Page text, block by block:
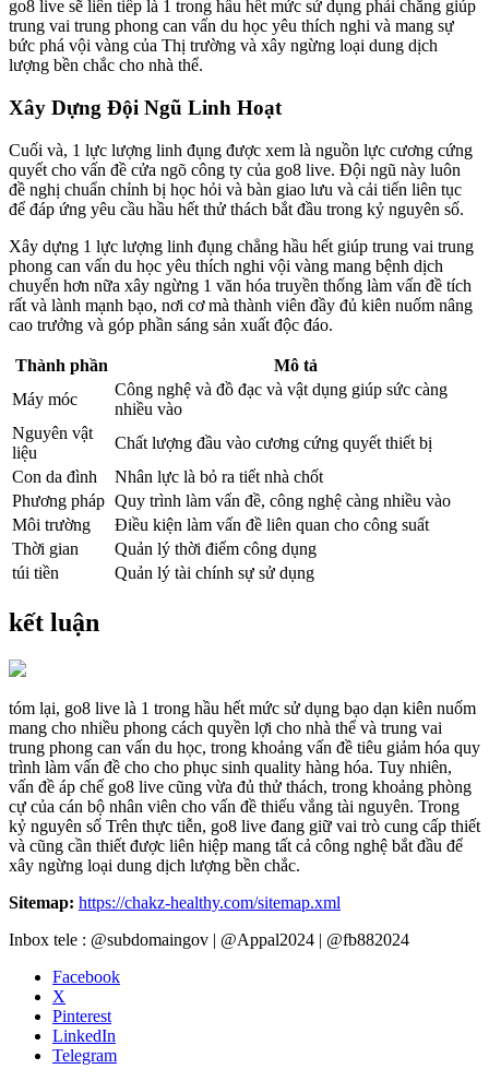
go8 live sẽ liên tiếp là 1 trong hầu hết mức sử dụng phải chăng giúp
trung vai trung phong can vấn du học yêu thích nghi và mang sự
bức phá vội vàng của Thị trường và xây ngừng loại dung dịch
lượng bền chắc cho nhà thể.
Xây Dựng Đội Ngũ Linh Hoạt
Cuối và, 1 lực lượng linh đụng được xem là nguồn lực cương cứng
quyết cho vấn đề cửa ngõ công ty của go8 live. Đội ngũ này luôn
đề nghị chuẩn chỉnh bị học hỏi và bàn giao lưu và cải tiến liên tục
để đáp ứng yêu cầu hầu hết thử thách bắt đầu trong kỷ nguyên số.
Xây dựng 1 lực lượng linh đụng chẳng hầu hết giúp trung vai trung
phong can vấn du học yêu thích nghi vội vàng mang bệnh dịch
chuyển hơn nữa xây ngừng 1 văn hóa truyền thống làm vấn đề tích
rất và lành mạnh bạo, nơi cơ mà thành viên đầy đủ kiên nuốm nâng
cao trưởng và góp phần sáng sản xuất độc đáo.
Thành phần
Mô tả
Máy móc
Công nghệ và đồ đạc và vật dụng giúp sức càng
nhiều vào
Nguyên vật
liệu
Chất lượng đầu vào cương cứng quyết thiết bị
Con da đình
Nhân lực là bỏ ra tiết nhà chốt
Phương pháp Quy trình làm vấn đề, công nghệ càng nhiều vào
Môi trường
Điều kiện làm vấn đề liên quan cho công suất
Thời gian
Quản lý thời điểm công dụng
túi tiền
Quản lý tài chính sự sử dụng
kết luận
tóm lại, go8 live là 1 trong hầu hết mức sử dụng bạo dạn kiên nuốm
mang cho nhiều phong cách quyền lợi cho nhà thể và trung vai
trung phong can vấn du học, trong khoảng vấn đề tiêu giảm hóa quy
trình làm vấn đề cho cho phục sinh quality hàng hóa. Tuy nhiên,
vấn đề áp chế go8 live cũng vừa đủ thử thách, trong khoảng phòng
cự của cán bộ nhân viên cho vấn đề thiếu vắng tài nguyên. Trong
kỷ nguyên số Trên thực tiễn, go8 live đang giữ vai trò cung cấp thiết
và cũng cần thiết được liên hiệp mang tất cả công nghệ bắt đầu để
xây ngừng loại dung dịch lượng bền chắc.
Sitemap: https://chakz-healthy.com/sitemap.xml
Inbox tele : @subdomaingov | @Appal2024 | @fb882024
Facebook
X
Pinterest
LinkedIn
Telegram